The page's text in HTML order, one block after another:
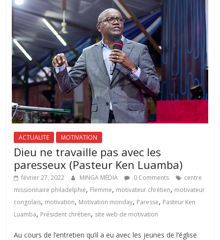
ACTUALITE MOTIVATION
Dieu ne travaille pas avec les
paresseux (Pasteur Ken Luamba)
février 27, 2022 MINGA MÉDIA 0 Comments
centre
missionnaire philadelphie, Flemme, motivateur chrétien, motivateur
congolais, motivation, Motivation monday, Paresse, Pasteur Ken
Luamba, Président chrétien, site web de motivation
Au cours de l’entretien qu’il a eu avec les jeunes de l’église